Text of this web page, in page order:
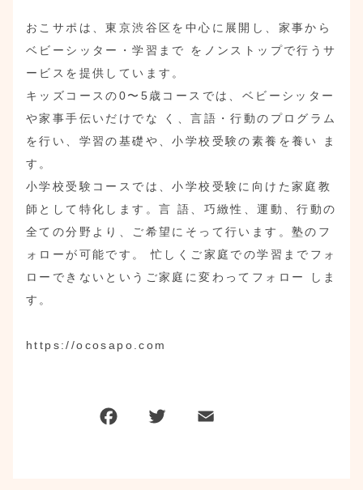
おこサポは、東京渋谷区を中心に展開し、家事から
ベビーシッター・学習まで をノンストップで行うサ
ービスを提供しています。
キッズコースの0〜5歳コースでは、ベビーシッター
や家事手伝いだけでな く、言語・行動のプログラム
を行い、学習の基礎や、小学校受験の素養を養い ま
す。
小学校受験コースでは、小学校受験に向けた家庭教
師として特化します。言 語、巧緻性、運動、行動の
全ての分野より、ご希望にそって行います。塾のフ
ォローが可能です。 忙しくご家庭での学習までフォ
ローできないというご家庭に変わってフォロー しま
す。
https://ocosapo.com